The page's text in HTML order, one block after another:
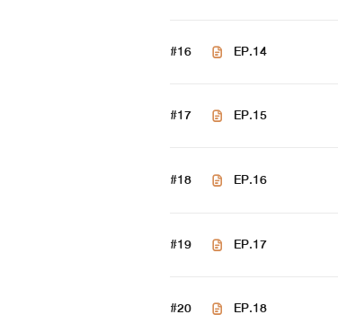
#16 EP.14
#17 EP.15
#18 EP.16
#19 EP.17
#20 EP.18